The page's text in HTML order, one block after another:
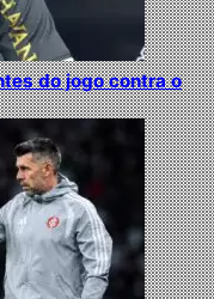
do jogo contra o